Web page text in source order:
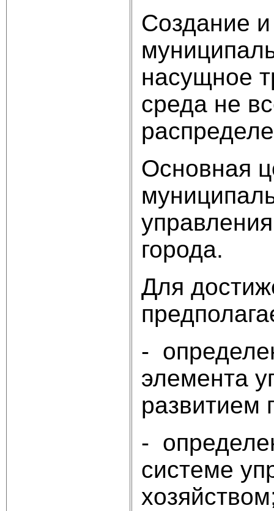
Создание
насущное
среда не
Основная
города.
Для
-
элемента
развитием
-
системе